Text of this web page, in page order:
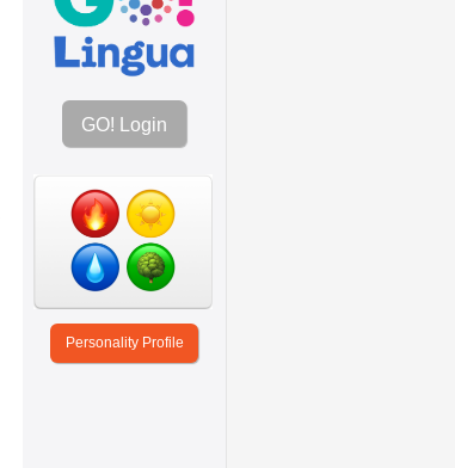
GO! Login
Personality Profile